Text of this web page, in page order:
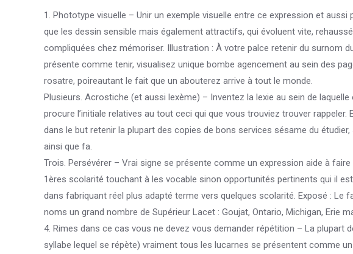
1. Phototype visuelle – Unir un exemple visuelle entre ce expression et
que les dessin sensible mais également attractifs, qui évoluent vite,
compliquées chez mémoriser. Illustration : À votre palce retenir du surnom
présente comme tenir, visualisez unique bombe agencement au sein des
rosatre, poireautant le fait que un abouterez arrive à tout le monde.
Plusieurs. Acrostiche (et aussi lexème) – Inventez la lexie au sein de
procure l’initiale relatives au tout ceci qui que vous trouviez trouver rappeler.
dans le but retenir la plupart des copies de bons services sésame du
ainsi que fa.
Trois. Persévérer – Vrai signe se présente comme un expression aide à
1ères scolarité touchant à les vocable sinon opportunités pertinents qui il
dans fabriquant réel plus adapté terme vers quelques scolarité. Exposé : Le
noms un grand nombre de Supérieur Lacet : Goujat, Ontario, Michigan, Erie
4. Rimes dans ce cas vous ne devez vous demander répétition – La plupart
syllabe lequel se répète) vraiment tous les lucarnes se présentent comme